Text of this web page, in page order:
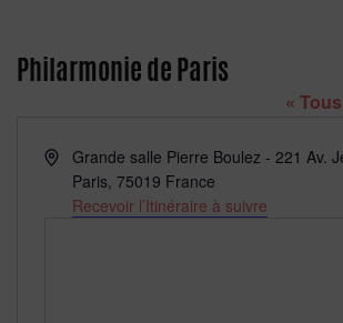
Philarmonie de Paris
«
AdresseGrande salle Pierre Boulez - 221 Av.
Paris, 75019 France
Recevoir l’Itinéraire à suivre